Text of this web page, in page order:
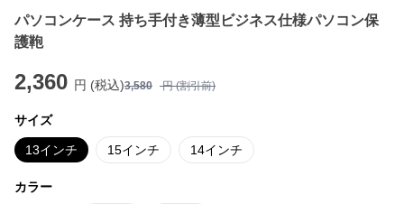
パソコンケース 持ち手付き薄型ビジネス仕様パソコン保
護鞄
2,360 円 (税込)3,580 円 (割引前)
サイズ
13インチ 15インチ 14インチ
カラー